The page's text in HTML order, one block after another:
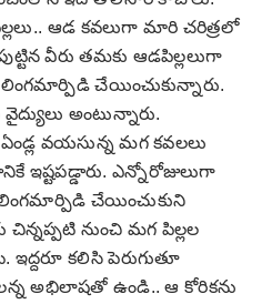
ఆడ కవలుగా మారి చరిత్రలో
వీరు తమకు ఆడపిల్లలుగా
చేయించుకున్నారు.
అంటున్నారు.
వయసున్న మగ కవలలు
ఇష్టపడ్డారు. ఎన్నోరోజులుగా
లింగమార్పిడి చేయించుకుని
నుంచి మగ పిల్లల
కలిసి పెరుగుతూ
అభిలాషతో ఉండి.. ఆ కోరికను